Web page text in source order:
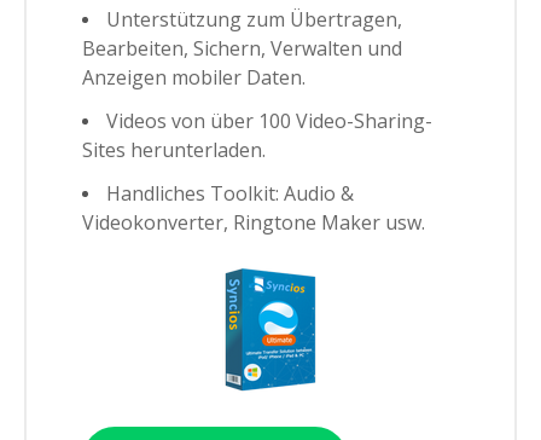
Unterstützung zum Übertragen,
Bearbeiten, Sichern, Verwalten und
Anzeigen mobiler Daten.
Videos von über 100 Video-Sharing-
Sites herunterladen.
Handliches Toolkit: Audio &
Videokonverter, Ringtone Maker usw.